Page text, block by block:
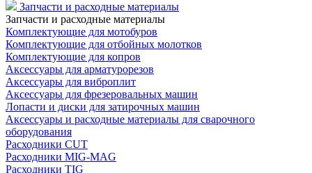
Запчасти и расходные материалы
Запчасти и расходные материалы
Комплектующие для мотобуров
Комплектующие для отбойных молотков
Комплектующие для копров
Аксессуары для арматурорезов
Аксессуары для виброплит
Аксессуары для фрезеровальных машин
Лопасти и диски для затирочных машин
Аксессуары и расходные материалы для сварочного
оборудования
Расходники CUT
Расходники MIG-MAG
Расходники TIG